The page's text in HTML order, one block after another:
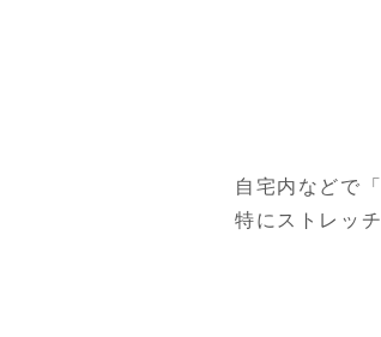
自宅内などで
特にストレッ